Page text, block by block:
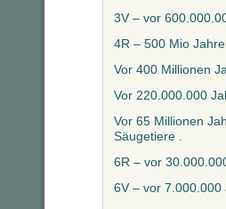
3V – vor
4R – 500 Mio
Vor 400 Millionen
Vor 220.000.000
Vor 65 Millionen
Säugetiere .
6R – vor
6V – vor 7.000.000